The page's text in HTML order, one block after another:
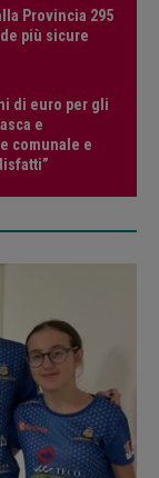
Provincia 295
più sicure
di euro per gli
e
comunale e